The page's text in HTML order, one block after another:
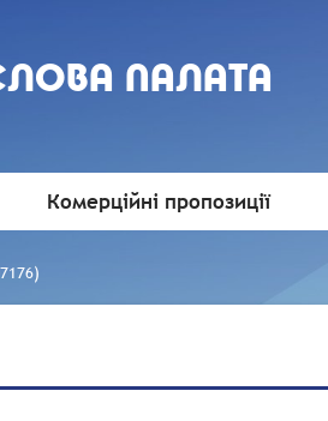
ПАЛАТА
Комерційні пропозиції